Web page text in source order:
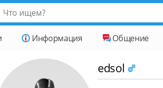
Информация Общение
edsol